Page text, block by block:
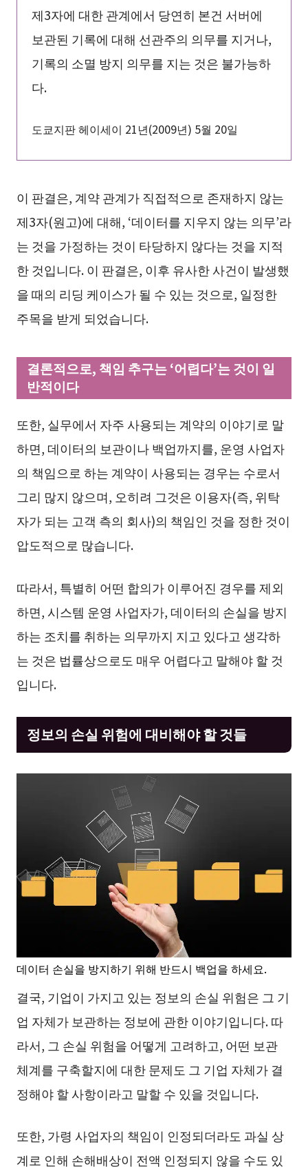
제3자에 대한 관계에서 당연히 본건 서버에
보관된 기록에 대해 선관주의 의무를 지거나,
기록의 소멸 방지 의무를 지는 것은 불가능하
다.
도쿄지판 헤이세이 21년(2009년) 5월 20일
이 판결은, 계약 관계가 직접적으로 존재하지 않는
제3자(원고)에 대해, ‘데이터를 지우지 않는 의무’라
는 것을 가정하는 것이 타당하지 않다는 것을 지적
한 것입니다. 이 판결은, 이후 유사한 사건이 발생했
을 때의 리딩 케이스가 될 수 있는 것으로, 일정한
주목을 받게 되었습니다.
결론적으로, 책임 추구는 ‘어렵다’는 것이 일
반적이다
또한, 실무에서 자주 사용되는 계약의 이야기로 말
하면, 데이터의 보관이나 백업까지를, 운영 사업자
의 책임으로 하는 계약이 사용되는 경우는 수로서
그리 많지 않으며, 오히려 그것은 이용자(즉, 위탁
자가 되는 고객 측의 회사)의 책임인 것을 정한 것이
압도적으로 많습니다.
따라서, 특별히 어떤 합의가 이루어진 경우를 제외
하면, 시스템 운영 사업자가, 데이터의 손실을 방지
하는 조치를 취하는 의무까지 지고 있다고 생각하
는 것은 법률상으로도 매우 어렵다고 말해야 할 것
입니다.
정보의 손실 위험에 대비해야 할 것들
데이터 손실을 방지하기 위해 반드시 백업을 하세요.
결국, 기업이 가지고 있는 정보의 손실 위험은 그 기
업 자체가 보관하는 정보에 관한 이야기입니다. 따
라서, 그 손실 위험을 어떻게 고려하고, 어떤 보관
체계를 구축할지에 대한 문제도 그 기업 자체가 결
정해야 할 사항이라고 말할 수 있을 것입니다.
또한, 가령 사업자의 책임이 인정되더라도 과실 상
계로 인해 손해배상이 전액 인정되지 않을 수도 있